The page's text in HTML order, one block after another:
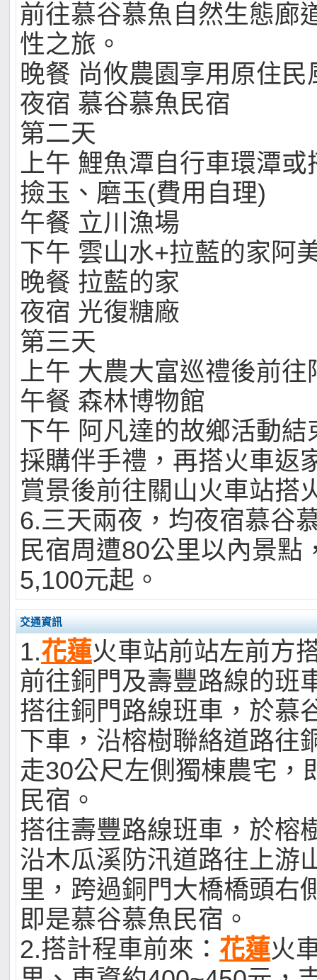
前往慕谷慕魚自然生態廊
性之旅。
晚餐 尚攸農園享用原住民
夜宿 慕谷慕魚民宿
第二天
上午 鯉魚潭自行車環潭或
撿玉、磨玉(費用自理)
午餐 立川漁場
下午 雲山水+拉藍的家阿
晚餐 拉藍的家
夜宿 光復糖廠
第三天
上午 大農大富巡禮後前往
午餐 森林博物館
下午 阿凡達的故鄉活動結
採購伴手禮，再搭火車返
賞景後前往關山火車站搭
6.三天兩夜，均夜宿慕谷
民宿周遭80公里以內景點
5,100元起。
交通資訊
1.花蓮火車站前站左前方
前往銅門及壽豐路線的班
搭往銅門路線班車，於慕
下車，沿榕樹聯絡道路往
走30公尺左側獨棟農宅，
民宿。
搭往壽豐路線班車，於榕
沿木瓜溪防汛道路往上游
里，跨過銅門大橋橋頭右
即是慕谷慕魚民宿。
2.搭計程車前來： 花蓮火